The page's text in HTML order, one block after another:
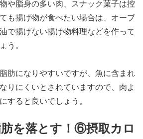
や脂身の多い肉、スナック菓子は控
も揚げ物が食べたい場合は、オーブ
で揚げない揚げ物料理などを作って
う。
肪になりやすいですが、魚に含まれ
りにくいとされていますので、肉よ
すると良いでしょう。
を落とす！⑥摂取カロ